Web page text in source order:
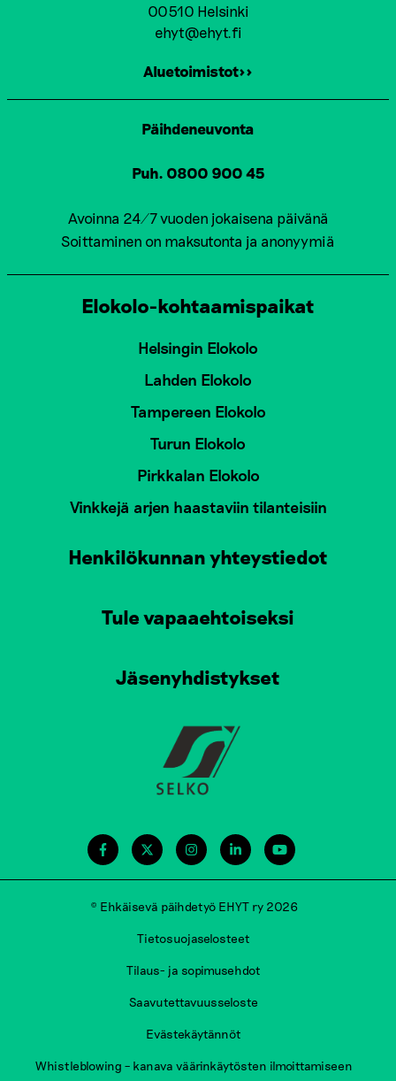
00510 Helsinki
ehyt@ehyt.fi
Aluetoimistot>>
Päihdeneuvonta
Puh. 0800 900 45
Avoinna 24/7 vuoden jokaisena päivänä
Soittaminen on maksutonta ja anonyymiä
Elokolo-kohtaamispaikat
Helsingin Elokolo
Lahden Elokolo
Tampereen Elokolo
Turun Elokolo
Pirkkalan Elokolo
Vinkkejä arjen haastaviin tilanteisiin
Henkilökunnan yhteystiedot
Tule vapaaehtoiseksi
Jäsenyhdistykset
© Ehkäisevä päihdetyö EHYT ry 2026
Tietosuojaselosteet
Tilaus- ja sopimusehdot
Saavutettavuusseloste
Evästekäytännöt
Whistleblowing – kanava väärinkäytösten ilmoittamiseen